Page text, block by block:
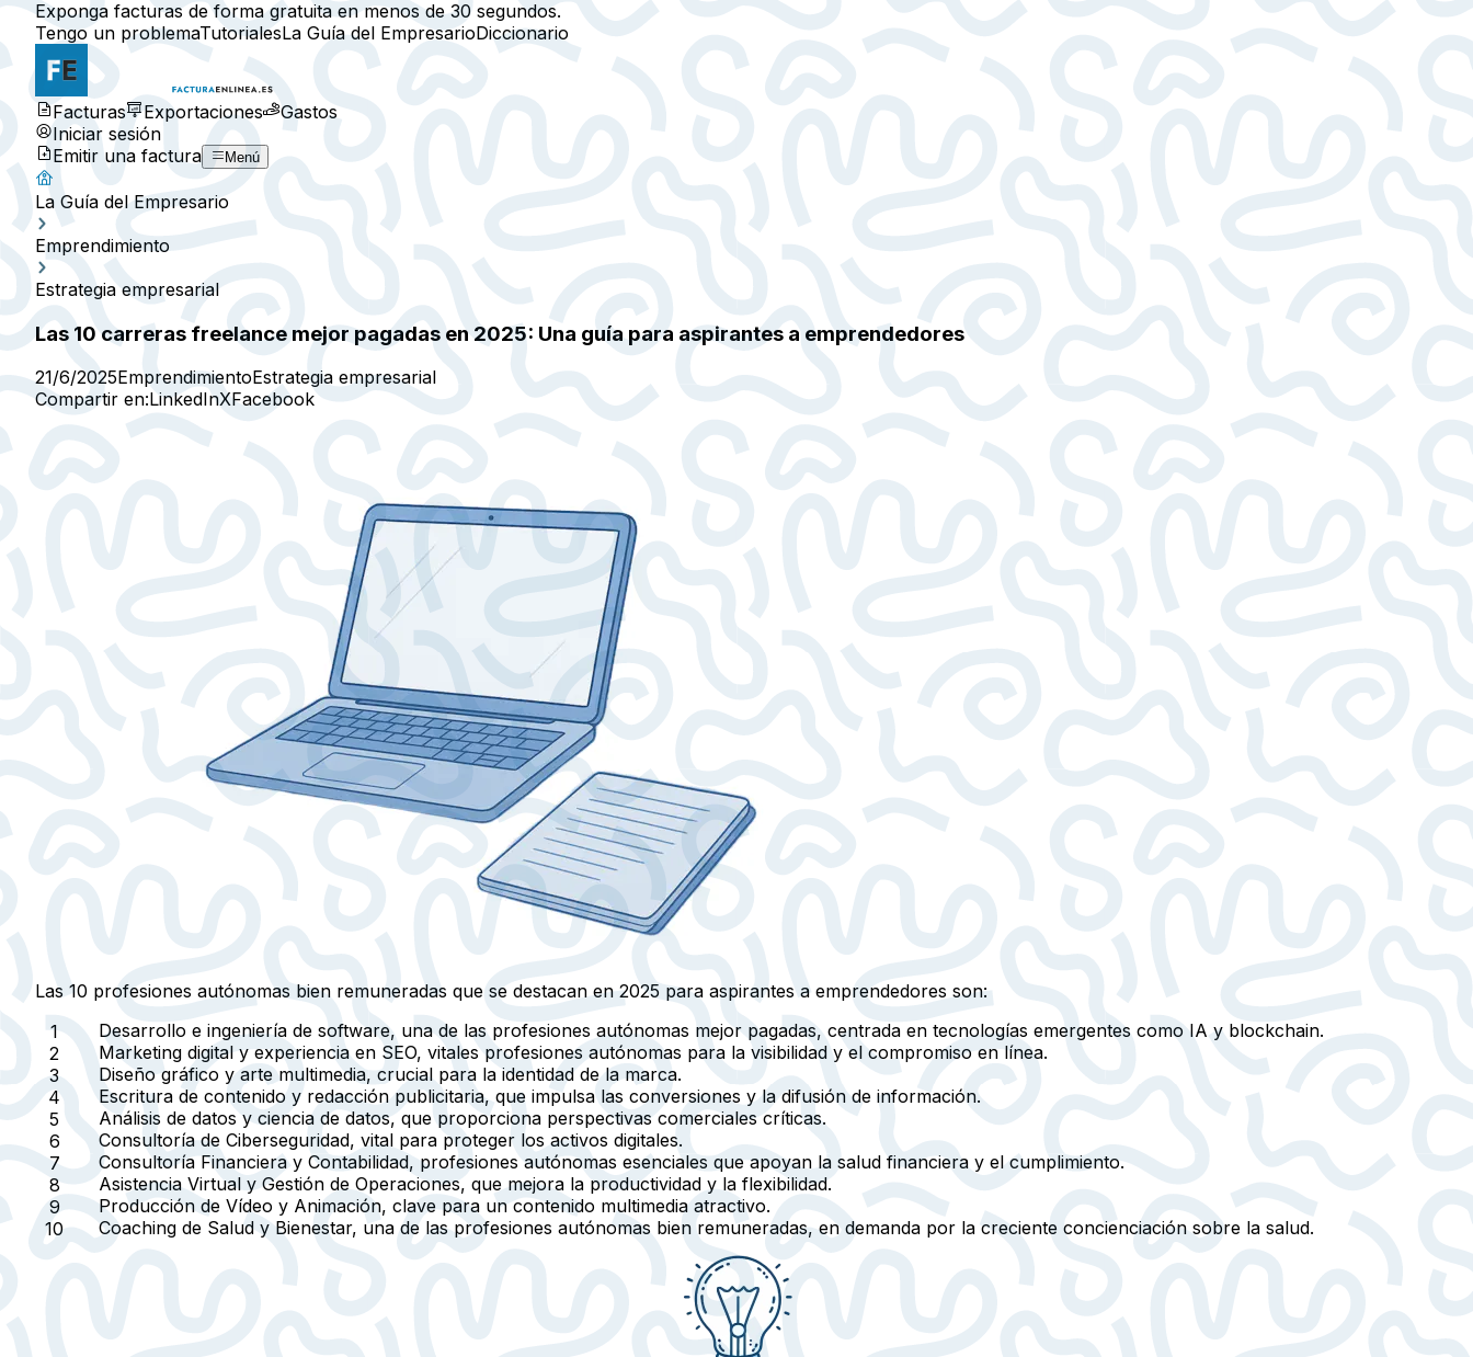
Exponga facturas de forma gratuita en menos de 30 segundos.
Tengo un problemaTutorialesLa Guía del EmpresarioDiccionario
Facturas Exportaciones
Gastos
Iniciar sesión
Emitir una factura
Menú
La Guía del Empresario
Emprendimiento
Estrategia empresarial
Las 10 carreras freelance mejor pagadas en 2025: Una guía para aspirantes a emprendedores
21/6/2025EmprendimientoEstrategia empresarial
Compartir en:LinkedInXFacebook
Las 10 profesiones autónomas bien remuneradas que se destacan en 2025 para aspirantes a emprendedores son:
Desarrollo e ingeniería de software, una de las profesiones autónomas mejor pagadas, centrada en tecnologías emergentes como IA y blockchain.
Marketing digital y experiencia en SEO, vitales profesiones autónomas para la visibilidad y el compromiso en línea.
Diseño gráfico y arte multimedia, crucial para la identidad de la marca.
Escritura de contenido y redacción publicitaria, que impulsa las conversiones y la difusión de información.
Análisis de datos y ciencia de datos, que proporciona perspectivas comerciales críticas.
Consultoría de Ciberseguridad, vital para proteger los activos digitales.
Consultoría Financiera y Contabilidad, profesiones autónomas esenciales que apoyan la salud financiera y el cumplimiento.
Asistencia Virtual y Gestión de Operaciones, que mejora la productividad y la flexibilidad.
Producción de Vídeo y Animación, clave para un contenido multimedia atractivo.
Coaching de Salud y Bienestar, una de las profesiones autónomas bien remuneradas, en demanda por la creciente concienciación sobre la salud.